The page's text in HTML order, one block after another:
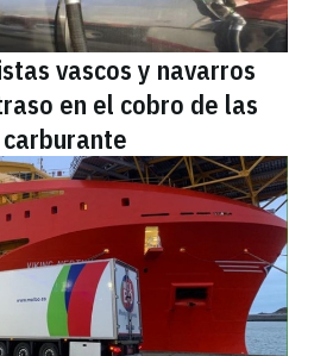
vascos y navarros
en el cobro de las